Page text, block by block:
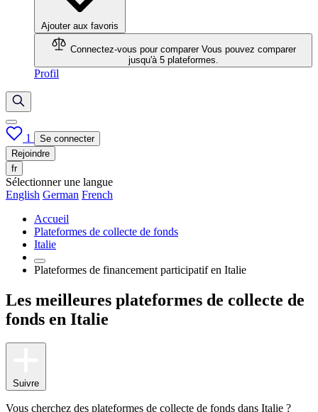
Ajouter aux favoris
Connectez-vous pour comparer Vous pouvez comparer
jusqu'à 5 plateformes.
Profil
1
Se connecter
Rejoindre
fr
Sélectionner une langue
English German French
Accueil
Plateformes de collecte de fonds
Italie
Plateformes de financement participatif en Italie
Les meilleures plateformes de collecte de
fonds en Italie
Suivre
Vous cherchez des plateformes de collecte de fonds dans Italie ?